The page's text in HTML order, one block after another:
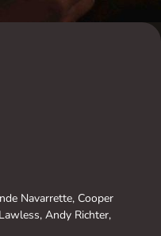
Navarrette, Cooper
Andy Richter,